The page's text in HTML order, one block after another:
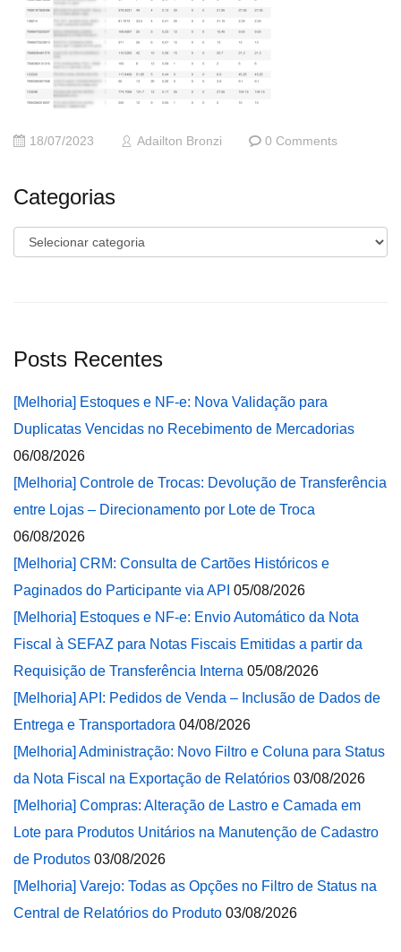
18/07/2023 Adailton Bronzi 0 Comments
Categorias
Categorias
Posts Recentes
[Melhoria] Estoques e NF-e: Nova Validação para
Duplicatas Vencidas no Recebimento de Mercadorias
06/08/2026
[Melhoria] Controle de Trocas: Devolução de Transferência
entre Lojas – Direcionamento por Lote de Troca
06/08/2026
[Melhoria] CRM: Consulta de Cartões Históricos e
Paginados do Participante via API 05/08/2026
[Melhoria] Estoques e NF-e: Envio Automático da Nota
Fiscal à SEFAZ para Notas Fiscais Emitidas a partir da
Requisição de Transferência Interna 05/08/2026
[Melhoria] API: Pedidos de Venda – Inclusão de Dados de
Entrega e Transportadora 04/08/2026
[Melhoria] Administração: Novo Filtro e Coluna para Status
da Nota Fiscal na Exportação de Relatórios 03/08/2026
[Melhoria] Compras: Alteração de Lastro e Camada em
Lote para Produtos Unitários na Manutenção de Cadastro
de Produtos 03/08/2026
[Melhoria] Varejo: Todas as Opções no Filtro de Status na
Central de Relatórios do Produto 03/08/2026